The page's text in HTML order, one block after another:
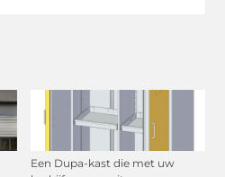
Een Dupa-kast die met uw